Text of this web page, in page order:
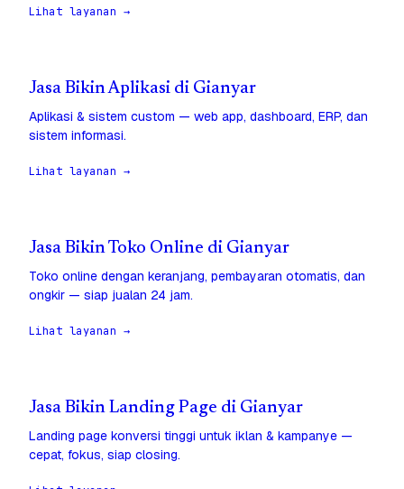
Lihat layanan →
Jasa Bikin Aplikasi di Gianyar
Aplikasi & sistem custom — web app, dashboard, ERP, dan
sistem informasi.
Lihat layanan →
Jasa Bikin Toko Online di Gianyar
Toko online dengan keranjang, pembayaran otomatis, dan
ongkir — siap jualan 24 jam.
Lihat layanan →
Jasa Bikin Landing Page di Gianyar
Landing page konversi tinggi untuk iklan & kampanye —
cepat, fokus, siap closing.